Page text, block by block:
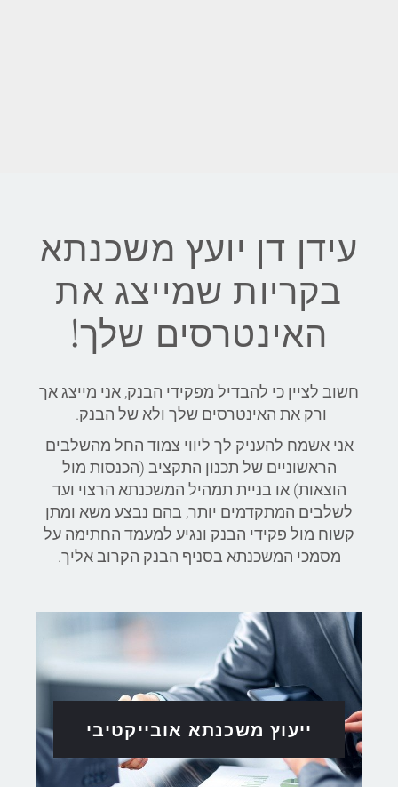
עידן דן יועץ משכנתא
בקריות שמייצג את
האינטרסים שלך!
חשוב לציין כי להבדיל מפקידי הבנק, אני מייצג אך
ורק את האינטרסים שלך ולא של הבנק.
אני אשמח להעניק לך ליווי צמוד החל מהשלבים
הראשוניים של תכנון התקציב (הכנסות מול
הוצאות) או בניית תמהיל המשכנתא הרצוי ועד
לשלבים המתקדמים יותר, בהם נבצע משא ומתן
קשוח מול פקידי הבנק ונגיע למעמד החתימה על
מסמכי המשכנתא בסניף הבנק הקרוב אליך.
ייעוץ משכנתא אובייקטיבי